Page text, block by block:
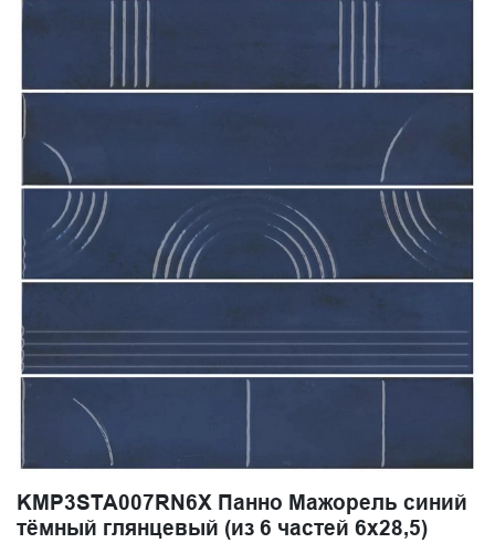
KMP3STA007RN6X Панно Мажорель синий
тёмный глянцевый (из 6 частей 6х28,5)